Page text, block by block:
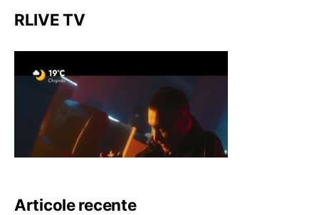
RLIVE TV
Articole recente